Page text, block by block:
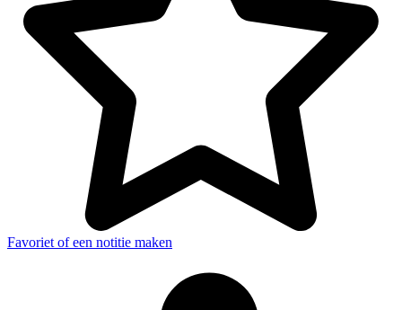
Favoriet of een notitie maken